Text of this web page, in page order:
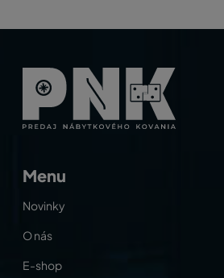
Menu
Novinky
O nás
E-shop